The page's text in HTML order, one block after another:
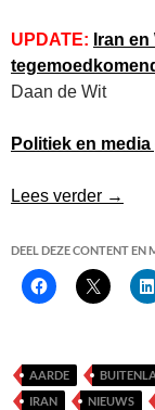
UPDATE: Iran
Daan de Wit
Politiek en
Lees verder Iran
→
DEEL DEZE CONTENT EN
AARDE
IRAN
NIEUWS